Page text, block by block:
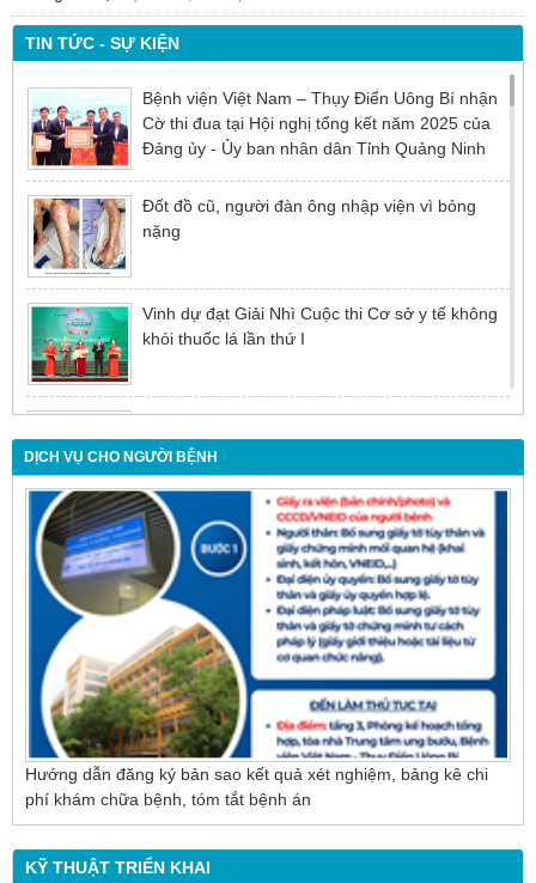
TIN TỨC - SỰ KIỆN
Bệnh viện Việt Nam – Thụy Điển Uông Bí nhận
Cờ thi đua tại Hội nghị tổng kết năm 2025 của
Đảng ủy - Ủy ban nhân dân Tỉnh Quảng Ninh
Đốt đồ cũ, người đàn ông nhập viện vì bỏng
nặng
Vinh dự đạt Giải Nhì Cuộc thi Cơ sở y tế không
khói thuốc lá lần thứ I
Đừng để tuổi tác là rào cản khiến việc điều trị bị
chậm trễ
Nội soi mật tụy ngược dòng – Giải pháp tối ưu
cho người bệnh sỏi ống mật chủ
DỊCH VỤ CHO NGƯỜI BỆNH
Hướng dẫn đăng ký bản sao kết quả xét nghiệm, bảng kê chi
phí khám chữa bệnh, tóm tắt bệnh án
KỸ THUẬT TRIỂN KHAI